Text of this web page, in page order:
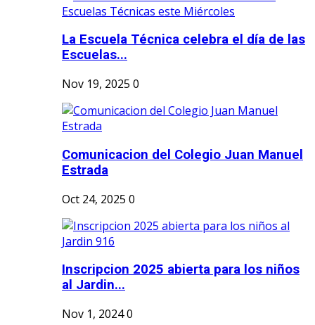
La Escuela Técnica celebra el día de las
Escuelas...
Nov 19, 2025 0
Comunicacion del Colegio Juan Manuel
Estrada
Oct 24, 2025 0
Inscripcion 2025 abierta para los niños
al Jardin...
Nov 1, 20240